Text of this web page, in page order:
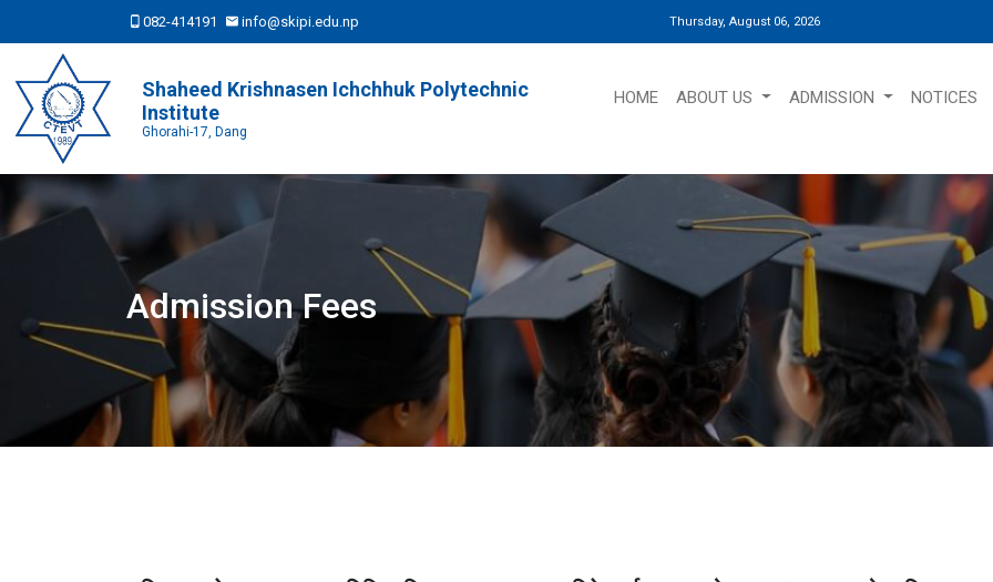
082-414191 info@skipi.edu.np Thursday, August 06, 2026
Shaheed Krishnasen Ichchhuk Polytechnic
Institute
Ghorahi-17, Dang
HOME ABOUT US ADMISSION NOTICES
Admission Fees